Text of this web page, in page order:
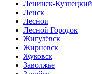
Ленинск-Кузнецкий
Ленск
Лесной
Лесной Городок
Жигулёвск
Жирновск
Жуковск
Заволжье